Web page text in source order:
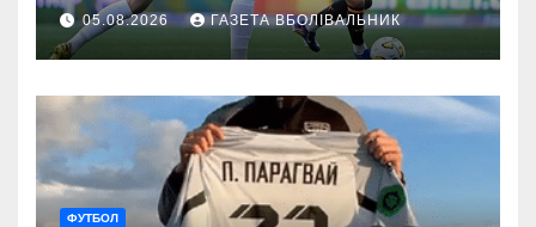
05.08.2026 ГАЗЕТА ВБОЛІВАЛЬНИК
ФУТБОЛ